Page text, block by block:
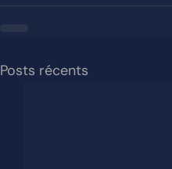
Posts récents